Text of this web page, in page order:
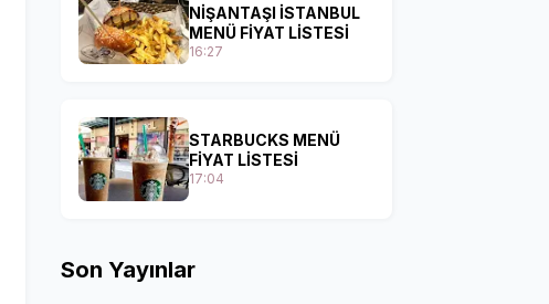
NİŞANTAŞI İSTANBUL
MENÜ FİYAT LİSTESİ
16:27
STARBUCKS MENÜ
FİYAT LİSTESİ
17:04
Son Yayınlar